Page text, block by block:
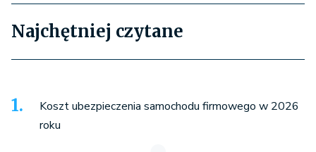
Najchętniej czytane
Koszt ubezpieczenia samochodu firmowego w 2026
roku